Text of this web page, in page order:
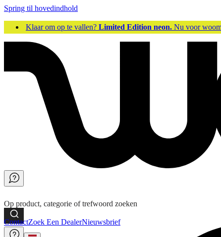
Spring til hovedindhold
Klaar om op te vallen? Limited Edition neon. Nu voor
Op product, categorie of trefwoord zoeken
ContactZoek Een DealerNieuwsbrief